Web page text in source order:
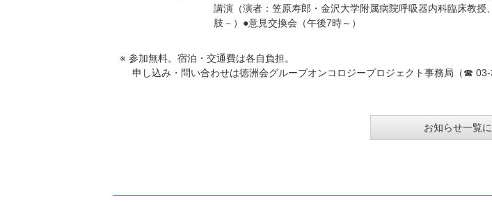
講演（演者：笠原寿郎・金沢大学附属病院呼吸器内科臨床教
肢－）●意見交換会（午後7時～）
※ 参加無料。宿泊・交通費は各自負担。
申し込み・問い合わせは徳洲会グループオンコロジープロジェクト事務局（☎ 03-
お知らせ一覧